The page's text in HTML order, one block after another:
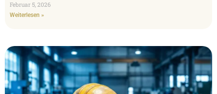
Februar 5, 2026
Weiterlesen »